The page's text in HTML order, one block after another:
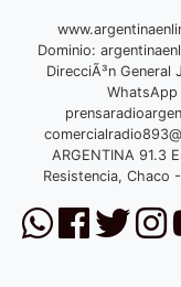
Dominio:
DirecciÃ³n General
ARGENTINA 91.3
Resistencia, Chaco